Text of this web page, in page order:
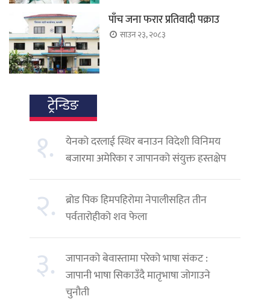
पाँच जना फरार प्रतिवादी पक्राउ
साउन २३, २०८३
ट्रेन्डिङ
१.
येनको दरलाई स्थिर बनाउन विदेशी विनिमय
बजारमा अमेरिका र जापानको संयुक्त हस्तक्षेप
२. ब्रोड पिक हिमपहिरोमा नेपालीसहित तीन
पर्वतारोहीको शव फेला
३.
जापानको बेवास्तामा परेको भाषा संकट :
जापानी भाषा सिकाउँदै मातृभाषा जोगाउने
चुनौती